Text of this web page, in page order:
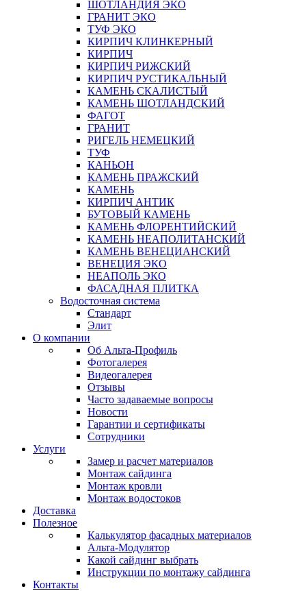
ШОТЛАНДИЯ ЭКО
ГРАНИТ ЭКО
ТУФ ЭКО
КИРПИЧ КЛИНКЕРНЫЙ
КИРПИЧ
КИРПИЧ РИЖСКИЙ
КИРПИЧ РУСТИКАЛЬНЫЙ
КАМЕНЬ СКАЛИСТЫЙ
КАМЕНЬ ШОТЛАНДСКИЙ
ФАГОТ
ГРАНИТ
РИГЕЛЬ НЕМЕЦКИЙ
ТУФ
КАНЬОН
КАМЕНЬ ПРАЖСКИЙ
КАМЕНЬ
КИРПИЧ АНТИК
БУТОВЫЙ КАМЕНЬ
КАМЕНЬ ФЛОРЕНТИЙСКИЙ
КАМЕНЬ НЕАПОЛИТАНСКИЙ
КАМЕНЬ ВЕНЕЦИАНСКИЙ
ВЕНЕЦИЯ ЭКО
НЕАПОЛЬ ЭКО
ФАСАДНАЯ ПЛИТКА
Водосточная система
Стандарт
Элит
О компании
Об Альта-Профиль
Фотогалерея
Видеогалерея
Отзывы
Часто задаваемые вопросы
Новости
Гарантии и сертификаты
Сотрудники
Услуги
Замер и расчет материалов
Монтаж сайдинга
Монтаж кровли
Монтаж водостоков
Доставка
Полезное
Калькулятор фасадных материалов
Альта-Модулятор
Какой сайдинг выбрать
Инструкции по монтажу сайдинга
Контакты